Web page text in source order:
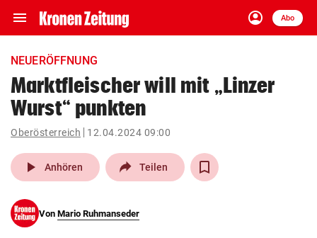
menu Navigation
ein-/ausklappen
account_circle
Anmelden
Abo
close Schließen
account_circle Anmelden
pin_drop
Wien arrow_right
NEUERÖFFNUNG
Marktfleischer will mit „Linzer
Wurst“ punkten
Oberösterreich 12.04.2024 09:00
play_arrow Anhören Teilen
Von Mario Ruhmanseder